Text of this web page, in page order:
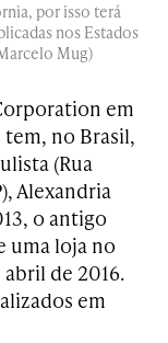
por isso terá
nos Estados
Mug)
em
tem, no Brasil,
(Rua
Alexandria
o antigo
uma loja no
de 2016.
em